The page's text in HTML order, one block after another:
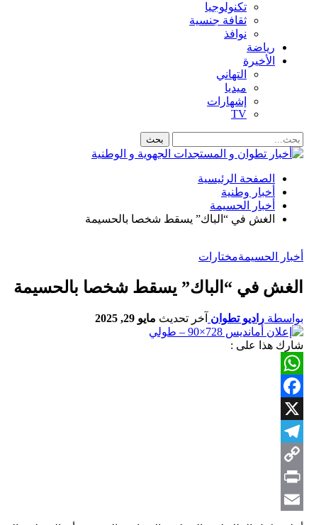
تكنولوجيا
ثقافة جنسية
نوافذ
رياضة
الأخيرة
التهاني
ميديا
إشهارات
TV
الصفحة الرئيسية
أخبار وطنية
أخبار الحسيمة
الغش في “الباك” يسقط شخصا بالحسيمة
أخبار الحسيمةمختارات
الغش في “الباك” يسقط شخصا بالحسيمة
بواسطة راديو تطوان آخر تحديث مايو 29, 2025
شارك هذا على :
WhatsApp
Facebook
X
Telegram
Copy
Link
Print
Email